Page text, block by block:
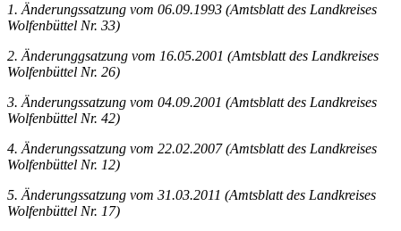
1. Änderungssatzung vom 06.09.1993 (Amtsblatt des Landkreises
Wolfenbüttel Nr. 33)
2. Änderunggsatzung vom 16.05.2001 (Amtsblatt des Landkreises
Wolfenbüttel Nr. 26)
3. Änderungssatzung vom 04.09.2001 (Amtsblatt des Landkreises
Wolfenbüttel Nr. 42)
4. Änderungssatzung vom 22.02.2007 (Amtsblatt des Landkreises
Wolfenbüttel Nr. 12)
5. Änderungssatzung vom 31.03.2011 (Amtsblatt des Landkreises
Wolfenbüttel Nr. 17)